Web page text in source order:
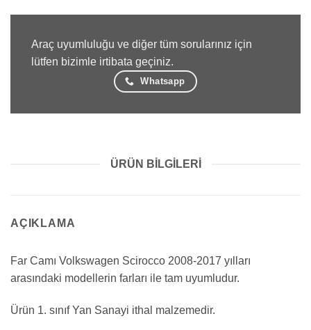
Araç uyumluluğu ve diğer tüm sorularınız için
lütfen bizimle irtibata geçiniz.
Whatsapp
ÜRÜN BILGILERI
AÇIKLAMA
Far Camı Volkswagen Scirocco 2008-2017 yılları
arasındaki modellerin farları ile tam uyumludur.
Ürün 1. sınıf Yan Sanayi ithal malzemedir.